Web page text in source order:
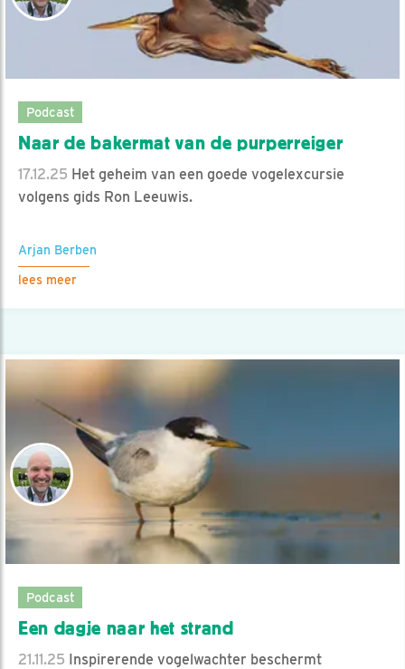
Podcast
Naar de bakermat van de purperreiger
17.12.25 Het geheim van een goede vogelexcursie
volgens gids Ron Leeuwis.
Arjan Berben
lees meer
Podcast
Een dagje naar het strand
21.11.25 Inspirerende vogelwachter beschermt